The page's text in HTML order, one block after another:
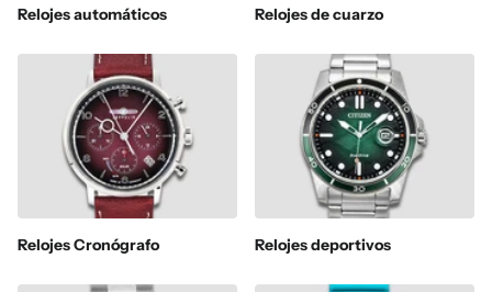
Relojes automáticos Relojes de cuarzo
Relojes Cronógrafo Relojes deportivos